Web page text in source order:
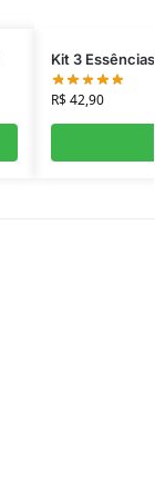
Kit 3
R$42,90